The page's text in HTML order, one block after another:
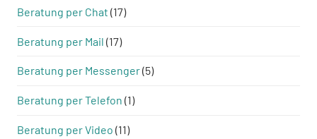
Beratung per Chat (17)
Beratung per Mail (17)
Beratung per Messenger(5)
Beratung per Telefon (1)
Beratung per Video (11)